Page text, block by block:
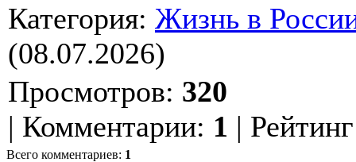
Категория: Жизнь в
(08.07.2026)
Просмотров: 320
| Комментарии: 1 | Рейтинг
Всего комментариев: 1